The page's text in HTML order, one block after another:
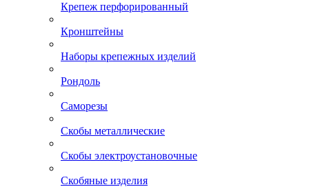
Крепеж перфорированный
Кронштейны
Наборы крепежных изделий
Рондоль
Саморезы
Скобы металлические
Скобы электроустановочные
Скобяные изделия